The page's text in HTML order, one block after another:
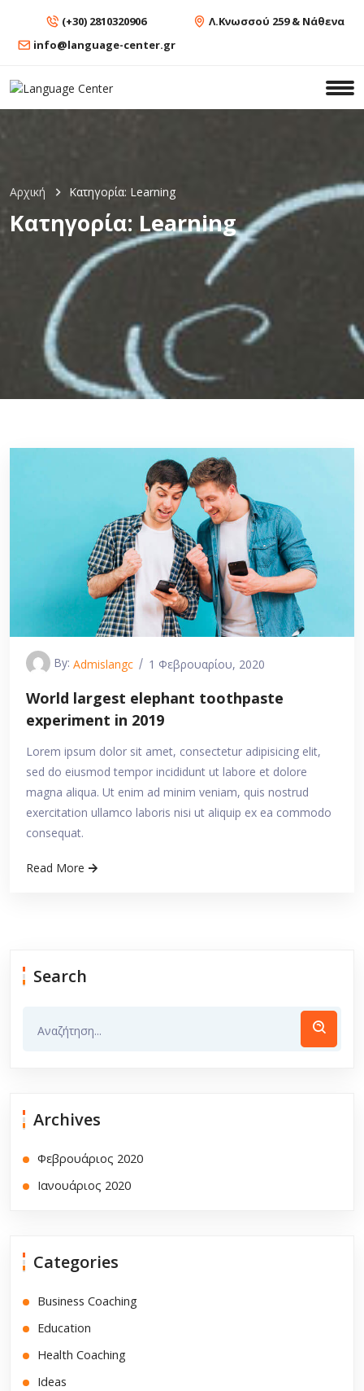
(+30) 2810320906
Λ.Κνωσσού 259 & Νάθενα
info@language-center.gr
Αρχική Κατηγορία: Learning
Κατηγορία: Learning
By: Admislangc 1 Φεβρουαρίου, 2020
World largest elephant toothpaste
experiment in 2019
Lorem ipsum dolor sit amet, consectetur adipisicing elit,
sed do eiusmod tempor incididunt ut labore et dolore
magna aliqua. Ut enim ad minim veniam, quis nostrud
exercitation ullamco laboris nisi ut aliquip ex ea commodo
consequat.
Read More
Search
Archives
Φεβρουάριος 2020
Ιανουάριος 2020
Categories
Business Coaching
Education
Health Coaching
Ideas